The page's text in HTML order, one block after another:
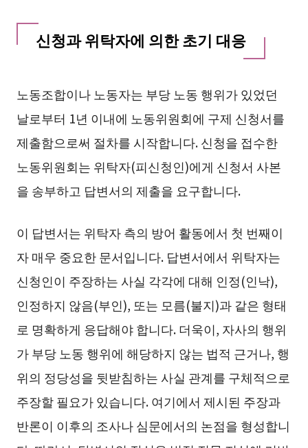
신청과 위탁자에 의한 초기 대응
노동조합이나 노동자는 부당 노동 행위가 있었던
날로부터 1년 이내에 노동위원회에 구제 신청서를
제출함으로써 절차를 시작합니다. 신청을 접수한
노동위원회는 위탁자(피신청인)에게 신청서 사본
을 송부하고 답변서의 제출을 요구합니다.
이 답변서는 위탁자 측의 방어 활동에서 첫 번째이
자 매우 중요한 문서입니다. 답변서에서 위탁자는
신청인이 주장하는 사실 각각에 대해 인정(인낙),
인정하지 않음(부인), 또는 모름(불지)과 같은 형태
로 명확하게 응답해야 합니다. 더욱이, 자사의 행위
가 부당 노동 행위에 해당하지 않는 법적 근거나, 행
위의 정당성을 뒷받침하는 사실 관계를 구체적으로
주장할 필요가 있습니다. 여기에서 제시된 주장과
반론이 이후의 조사나 심문에서의 논점을 형성합니